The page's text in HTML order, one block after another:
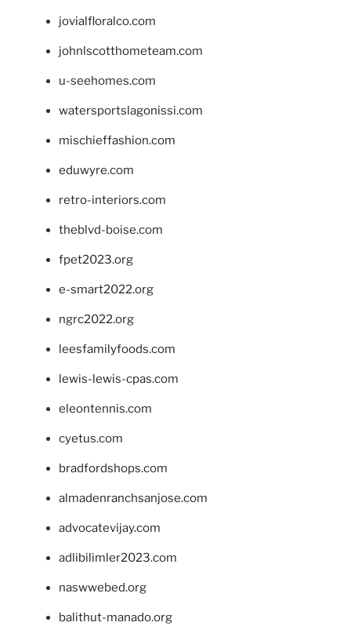
jovialfloralco.com
johnlscotthometeam.com
u-seehomes.com
watersportslagonissi.com
mischieffashion.com
eduwyre.com
retro-interiors.com
theblvd-boise.com
fpet2023.org
e-smart2022.org
ngrc2022.org
leesfamilyfoods.com
lewis-lewis-cpas.com
eleontennis.com
cyetus.com
bradfordshops.com
almadenranchsanjose.com
advocatevijay.com
adlibilimler2023.com
naswwebed.org
balithut-manado.org